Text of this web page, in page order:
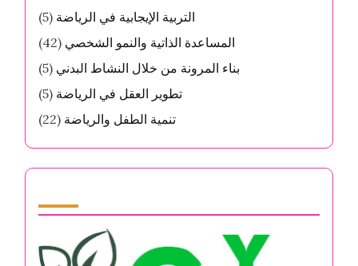
التربية الإيجابية في الرياضة (5)
المساعدة الذاتية والنمو الشخصي (42)
بناء المرونة من خلال النشاط البدني (5)
تطوير العقل في الرياضة (5)
تنمية الطفل والرياضة (22)